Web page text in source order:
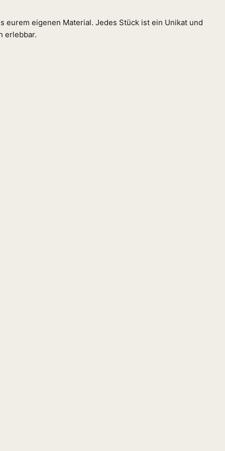
eurem eigenen Material. Jedes Stück ist ein Unikat und
erlebbar.